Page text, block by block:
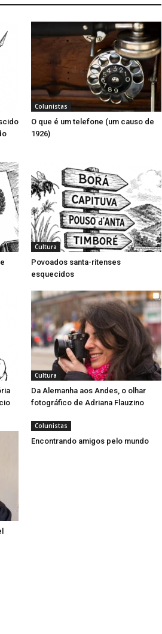
Colunistas
O que é um telefone (um causo de
1926)
Cultura
Povoados santa-ritenses
esquecidos
Cultura
Da Alemanha aos Andes, o olhar
fotográfico de Adriana Flauzino
Colunistas
Encontrando amigos pelo mundo